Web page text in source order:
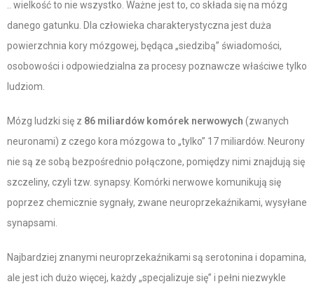
.. wielkość to nie wszystko. Ważne jest to, co składa się na mózg
danego gatunku. Dla człowieka charakterystyczna jest duża
powierzchnia kory mózgowej, będąca „siedzibą” świadomości,
osobowości i odpowiedzialna za procesy poznawcze właściwe tylko
ludziom.
Mózg ludzki się z 86 miliardów komórek nerwowych (zwanych
neuronami) z czego kora mózgowa to „tylko” 17 miliardów. Neurony
nie są ze sobą bezpośrednio połączone, pomiędzy nimi znajdują się
szczeliny, czyli tzw. synapsy. Komórki nerwowe komunikują się
poprzez chemicznie sygnały, zwane neuroprzekaźnikami, wysyłane
synapsami.
Najbardziej znanymi neuroprzekaźnikami są serotonina i dopamina,
ale jest ich dużo więcej, każdy „specjalizuje się” i pełni niezwykle